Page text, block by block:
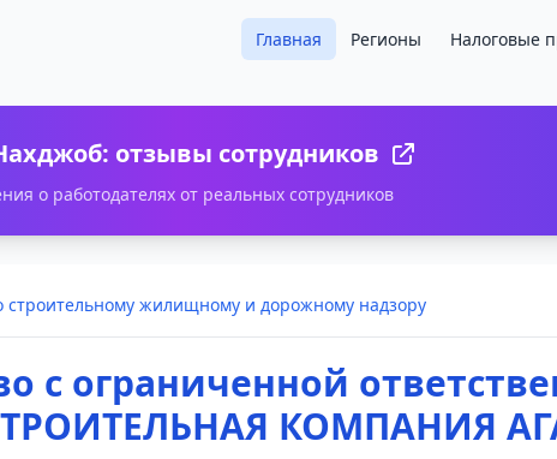
Главная Регионы Налоговые
отзывы сотрудников
о работодателях от реальных сотрудников
строительному жилищному и дорожному надзору
с ограниченной
КОМПАНИЯ